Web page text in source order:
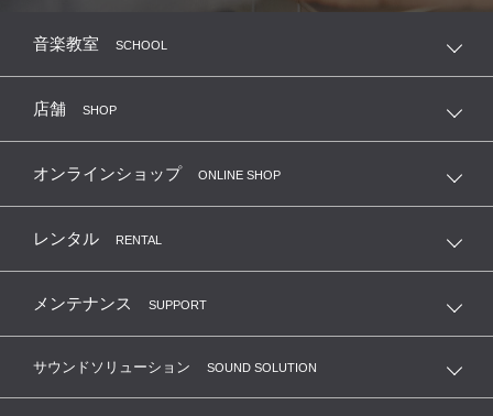
音楽教室 SCHOOL
店舗 SHOP
オンラインショップ ONLINE SHOP
レンタル RENTAL
メンテナンス SUPPORT
サウンドソリューション SOUND SOLUTION